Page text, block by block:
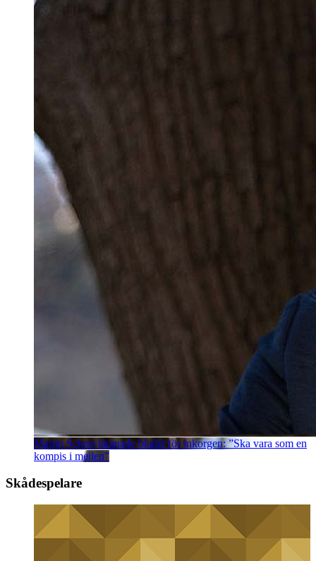
Martin Schori lämnade bladet för inkorgen: ”Ska vara som en
kompis i mejlen”
Skådespelare